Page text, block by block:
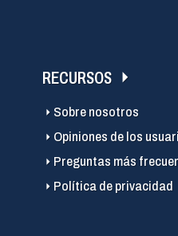
RECURSOS
Sobre nosotros
Opiniones de los
Preguntas más
Política de privacidad